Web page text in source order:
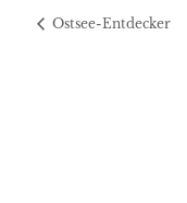
Ostsee-Entdecker